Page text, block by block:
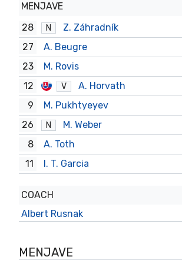
MENJAVE
28
N Z. Záhradník
27
A. Beugre
23
M. Rovis
12 V
A. Horvath
9
M. Pukhtyeyev
26 N
M. Weber
8
A. Toth
11
I. T. Garcia
COACH
Albert Rusnak
MENJAVE